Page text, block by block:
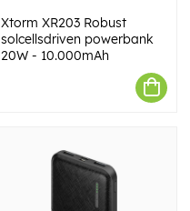
Xtorm XR203 Robust
solcellsdriven powerbank
20W - 10.000mAh